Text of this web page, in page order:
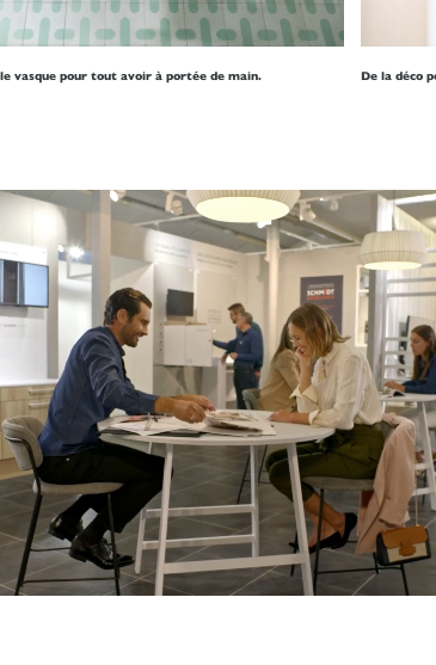
vasque pour tout avoir à portée de main. De la déco